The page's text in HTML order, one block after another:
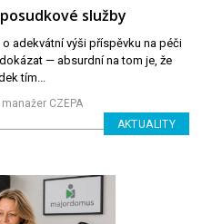
služby
adekvátní výši příspěvku na péči
— absurdní na tom je, že
tím...
CZEPA
AKTUALITY